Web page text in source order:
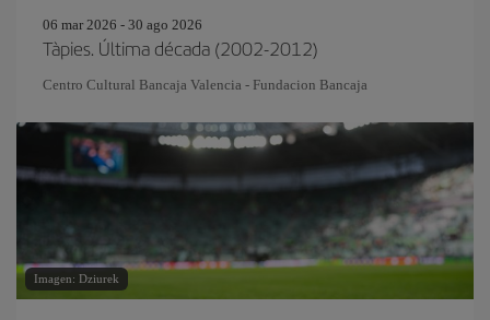
06 mar 2026 - 30 ago 2026
Tàpies. Última década (2002-2012)
Centro Cultural Bancaja Valencia - Fundacion Bancaja
Imagen: Dziurek